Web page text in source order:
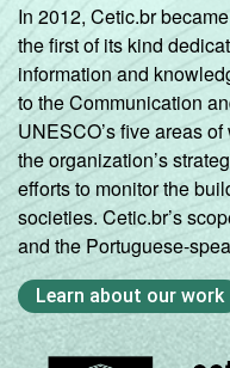
In 2012, Cetic.br
the first of its kind
information and
to the Communication
UNESCO’s five areas
the organization’s
efforts to monitor the
societies. Cetic.br’s
and the Portuguese-
Learn about our work